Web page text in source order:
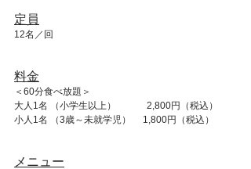
定員
12名／回
料金
＜60分食べ放題＞
大人1名 （小学生以上）　　 　2,800円（税込）
小人1名 （3歳～未就学児）　 1,800円（税込）
メニュー